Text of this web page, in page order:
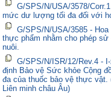
G/SPS/N/USA/3578/
mức dư lượng tối đa đối với
G/SPS/N/USA/3585 -
thực phẩm nhằm cho phép
nuôi.
G/SPS/N/ISR/12/Rev.4 -
định Bảo vệ Sức khỏe Cộng
đa của thuốc bảo vệ thực
Liên minh châu Âu)